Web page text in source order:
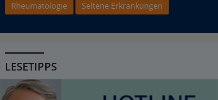
Rheumatologie
Seltene Erkrankungen
LESETIPPS